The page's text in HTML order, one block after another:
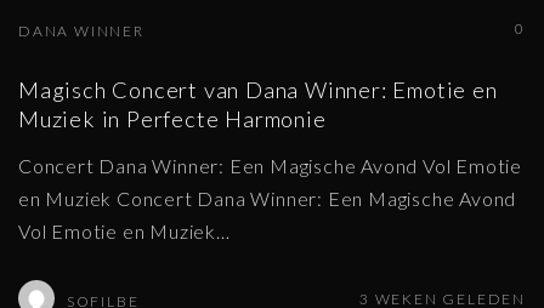
0
DANA WINNER
Magisch Concert van Dana Winner: Emotie en
Muziek in Perfecte Harmonie
Concert Dana Winner: Een Magische Avond Vol Emotie
en Muziek Concert Dana Winner: Een Magische Avond
Vol Emotie en Muziek…
SOFILBE 3 WEKEN GELEDEN